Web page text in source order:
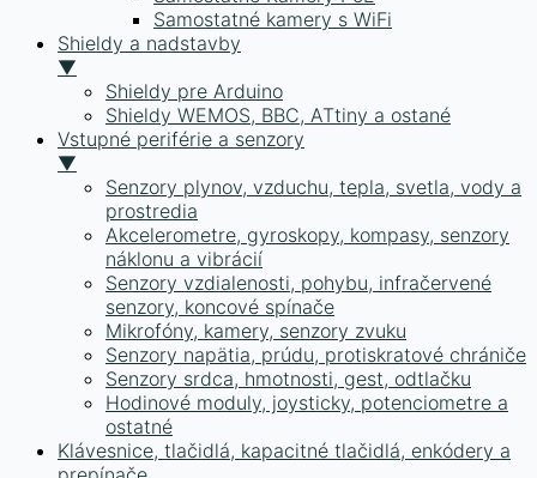
Samostatné kamery s WiFi
Shieldy a nadstavby
▼
Shieldy pre Arduino
Shieldy WEMOS, BBC, ATtiny a ostané
Vstupné periférie a senzory
▼
Senzory plynov, vzduchu, tepla, svetla, vody a
prostredia
Akcelerometre, gyroskopy, kompasy, senzory
náklonu a vibrácií
Senzory vzdialenosti, pohybu, infračervené
senzory, koncové spínače
Mikrofóny, kamery, senzory zvuku
Senzory napätia, prúdu, protiskratové chrániče
Senzory srdca, hmotnosti, gest, odtlačku
Hodinové moduly, joysticky, potenciometre a
ostatné
Klávesnice, tlačidlá, kapacitné tlačidlá, enkódery a